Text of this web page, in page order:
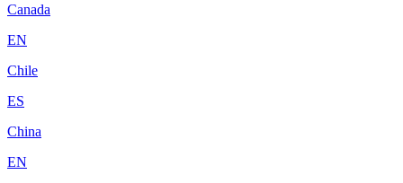
Canada
EN
Chile
ES
China
EN